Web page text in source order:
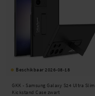
Beschikbaar 2026-08-18
GKK - Samsung Galaxy S24 Ultra Slim
Kickstand Case zwart